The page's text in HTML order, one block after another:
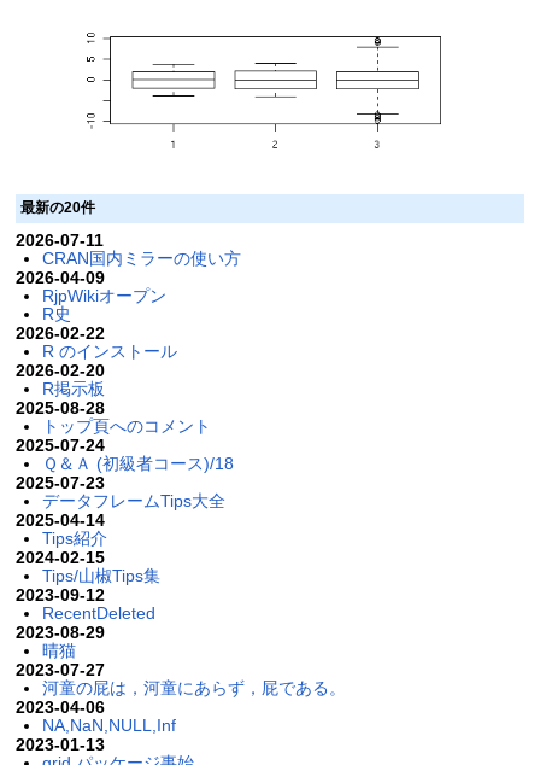
最新の20件
2026-07-11
CRAN国内ミラーの使い方
2026-04-09
RjpWikiオープン
R史
2026-02-22
R のインストール
2026-02-20
R掲示板
2025-08-28
トップ頁へのコメント
2025-07-24
Ｑ＆Ａ (初級者コース)/18
2025-07-23
データフレームTips大全
2025-04-14
Tips紹介
2024-02-15
Tips/山椒Tips集
2023-09-12
RecentDeleted
2023-08-29
晴猫
2023-07-27
河童の屁は，河童にあらず，屁である。
2023-04-06
NA,NaN,NULL,Inf
2023-01-13